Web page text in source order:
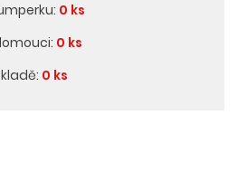
0 ks
0 ks
0 ks